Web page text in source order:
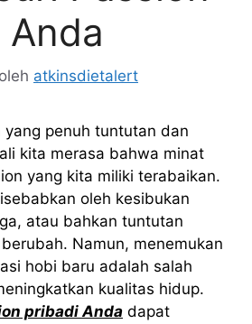
oleh atkinsdietalert
yang penuh tuntutan dan
kita merasa bahwa minat
yang kita miliki terabaikan.
oleh kesibukan
atau bahkan tuntutan
Namun, menemukan
hobi baru adalah salah
kualitas hidup.
pribadi Anda dapat